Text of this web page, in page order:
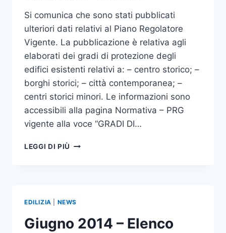
PRG
Si comunica che sono stati pubblicati
ulteriori dati relativi al Piano Regolatore
Vigente. La pubblicazione è relativa agli
elaborati dei gradi di protezione degli
edifici esistenti relativi a: – centro storico; –
borghi storici; – città contemporanea; –
centri storici minori. Le informazioni sono
accessibili alla pagina Normativa – PRG
vigente alla voce “GRADI DI…
LEGGI DI PIÙ NORMATIVA
PROTEZIONE
EDILIZIA NEWS
Giugno 2014 – Elenco